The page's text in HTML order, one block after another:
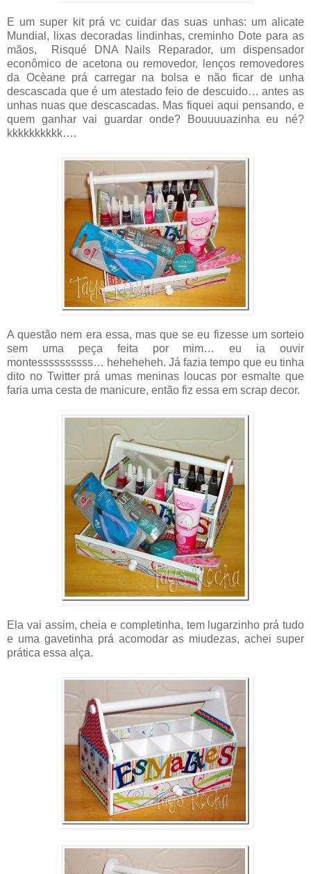
E um super kit prá vc cuidar das suas unhas: um alicate
Mundial, lixas decoradas lindinhas, creminho Dote para as
mãos, Risqué DNA Nails Reparador, um dispensador
econômico de acetona ou removedor, lenços removedores
da Ocèane prá carregar na bolsa e não ficar de unha
descascada que é um atestado feio de descuido… antes as
unhas nuas que descascadas. Mas fiquei aqui pensando, e
quem ganhar vai guardar onde? Bouuuuazinha eu né?
kkkkkkkkkk….
A questão nem era essa, mas que se eu fizesse um sorteio
sem uma peça feita por mim… eu ia ouvir
montessssssssss… heheheheh. Já fazia tempo que eu tinha
dito no Twitter prá umas meninas loucas por esmalte que
faria uma cesta de manicure, então fiz essa em scrap decor.
Ela vai assim, cheia e completinha, tem lugarzinho prá tudo
e uma gavetinha prá acomodar as miudezas, achei super
prática essa alça.